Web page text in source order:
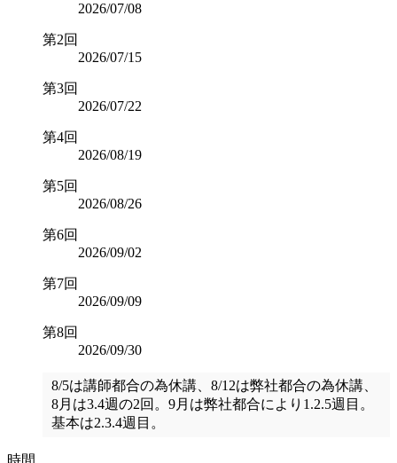
2026/07/08
第2回
2026/07/15
第3回
2026/07/22
第4回
2026/08/19
第5回
2026/08/26
第6回
2026/09/02
第7回
2026/09/09
第8回
2026/09/30
8/5は講師都合の為休講、8/12は弊社都合の為休講、
8月は3.4週の2回。9月は弊社都合により1.2.5週目。
基本は2.3.4週目。
時間